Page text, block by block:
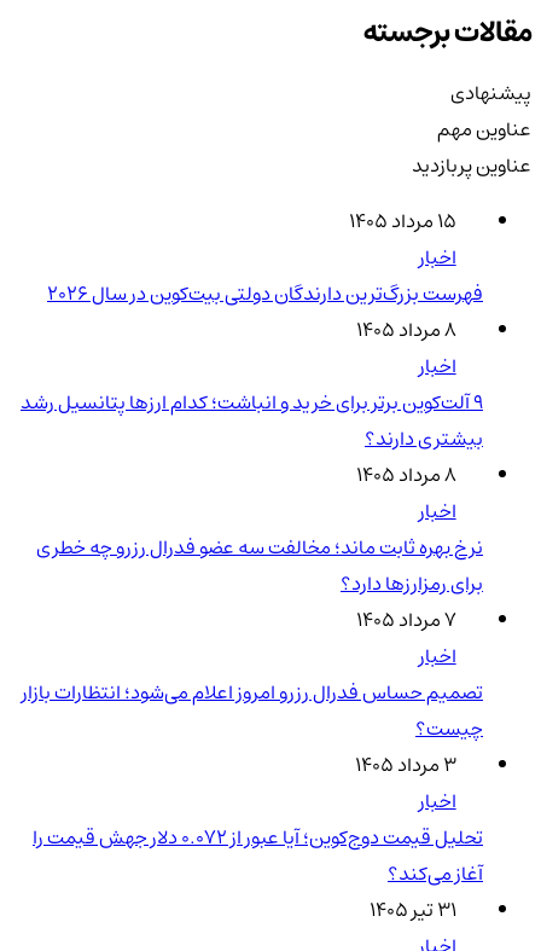
مقالات برجسته
پیشنهادی
عناوین مهم
عناوین پربازدید
۱۵ مرداد ۱۴۰۵
اخبار
فهرست بزرگ‌ترین دارندگان دولتی بیت‌کوین در سال 2026
۸ مرداد ۱۴۰۵
اخبار
۹ آلت‌کوین برتر برای خرید و انباشت؛ کدام ارزها پتانسیل رشد
بیشتری دارند؟
۸ مرداد ۱۴۰۵
اخبار
نرخ بهره ثابت ماند؛ مخالفت سه عضو فدرال رزرو چه خطری
برای رمزارزها دارد؟
۷ مرداد ۱۴۰۵
اخبار
تصمیم حساس فدرال رزرو امروز اعلام می‌شود؛ انتظارات بازار
چیست؟
۳ مرداد ۱۴۰۵
اخبار
تحلیل قیمت دوج‌کوین؛ آیا عبور از ۰.۰۷۲ دلار جهش قیمت را
آغاز می‌کند؟
۳۱ تیر ۱۴۰۵